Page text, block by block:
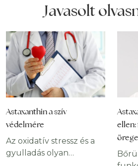
Javasolt
Astaxanthin a szív
védelmére
Az oxidatív stressz és a
gyulladás olyan
ellen: